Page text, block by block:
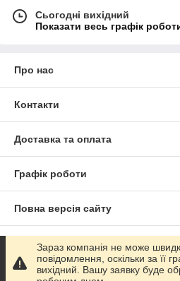
Сьогодні вихідний
Показати весь графік
Про нас
Контакти
Доставка та оплата
Графік роботи
Повна версія сайту
Сайт створено на маркетплейсі
Політика конфіденційності
Зараз компанія не може
повідомлення, оскільки за її
вихідний. Вашу заявку буде